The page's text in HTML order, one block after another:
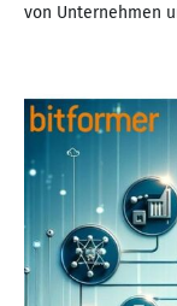
von Unternehmen